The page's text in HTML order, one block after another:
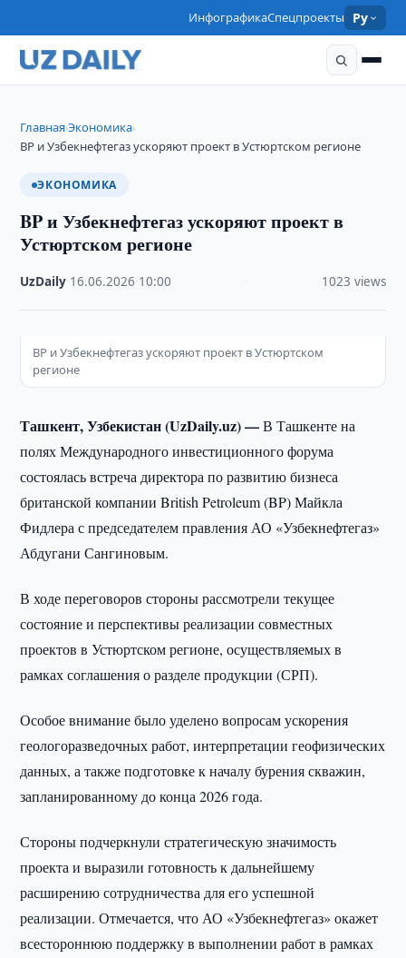
ИнфографикаСпецпроекты Ру
Главная›Экономика›
BP и Узбекнефтегаз ускоряют проект в Устюртском регионе
ЭКОНОМИКА
BP и Узбекнефтегаз ускоряют проект в
Устюртском регионе
UzDaily 16.06.2026 10:00 1023 views
BP и Узбекнефтегаз ускоряют проект в Устюртском
регионе
Ташкент, Узбекистан (UzDaily.uz) —В Ташкенте на
полях Международного инвестиционного форума
состоялась встреча директора по развитию бизнеса
британской компании British Petroleum (BP) Майкла
Фидлера с председателем правления АО «Узбекнефтегаз»
Абдугани Сангиновым.
В ходе переговоров стороны рассмотрели текущее
состояние и перспективы реализации совместных
проектов в Устюртском регионе, осуществляемых в
рамках соглашения о разделе продукции (СРП).
Особое внимание было уделено вопросам ускорения
геологоразведочных работ, интерпретации геофизических
данных, а также подготовке к началу бурения скважин,
запланированному до конца 2026 года.
Стороны подчеркнули стратегическую значимость
проекта и выразили готовность к дальнейшему
расширению сотрудничества для его успешной
реализации. Отмечается, что АО «Узбекнефтегаз» окажет
всестороннюю поддержку в выполнении работ в рамках